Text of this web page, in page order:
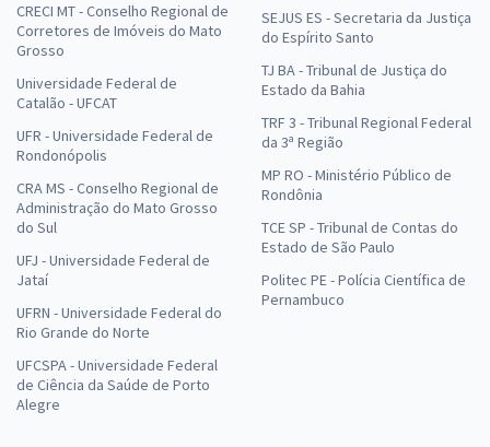
CRECI MT - Conselho Regional de
Corretores de Imóveis do Mato
Grosso
Universidade Federal de
Catalão - UFCAT
UFR - Universidade Federal de
Rondonópolis
CRA MS - Conselho Regional de
Administração do Mato Grosso
do Sul
UFJ - Universidade Federal de
Jataí
UFRN - Universidade Federal do
Rio Grande do Norte
UFCSPA - Universidade Federal
de Ciência da Saúde de Porto
Alegre
SEJUS ES - Secretaria da Justiça
do Espírito Santo
TJ BA - Tribunal de Justiça do
Estado da Bahia
TRF 3 - Tribunal Regional Federal
da 3ª Região
MP RO - Ministério Público de
Rondônia
TCE SP - Tribunal de Contas do
Estado de São Paulo
Politec PE - Polícia Científica de
Pernambuco